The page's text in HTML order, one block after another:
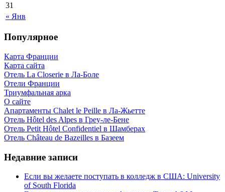
« Янв
31
Популярное
Карта Франции
Карта сайта
Отель La Closerie в Ла-Боле
Отели Франции
Триумфальная арка
О сайте
Апартаменты Chalet le Peille в Ла-Жьетте
Отель Hôtel des Alpes в Греу-ле-Бене
Отель Petit Hôtel Confidentiel в Шамберах
Отель Château de Bazeilles в Базеем
Недавние записи
Если вы желаете поступать в колледж в США: University
of South Florida